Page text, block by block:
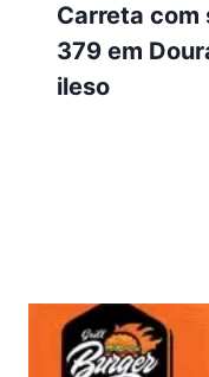
Carreta com
379 em
ileso